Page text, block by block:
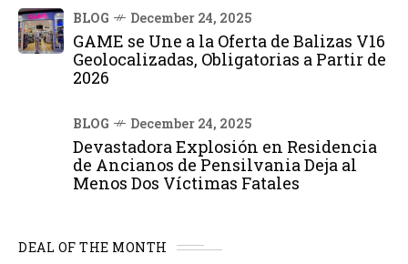
BLOG December 24, 2025
GAME se Une a la Oferta de Balizas V16
Geolocalizadas, Obligatorias a Partir de
2026
BLOG December 24, 2025
Devastadora Explosión en Residencia
de Ancianos de Pensilvania Deja al
Menos Dos Víctimas Fatales
DEAL OF THE MONTH